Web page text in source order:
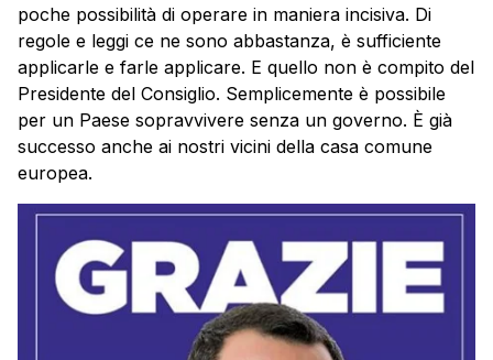
poche possibilità di operare in maniera incisiva. Di
regole e leggi ce ne sono abbastanza, è sufficiente
applicarle e farle applicare. E quello non è compito del
Presidente del Consiglio. Semplicemente è possibile
per un Paese sopravvivere senza un governo. È già
successo anche ai nostri vicini della casa comune
europea.